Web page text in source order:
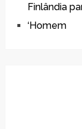
Finlândia
‘Homem